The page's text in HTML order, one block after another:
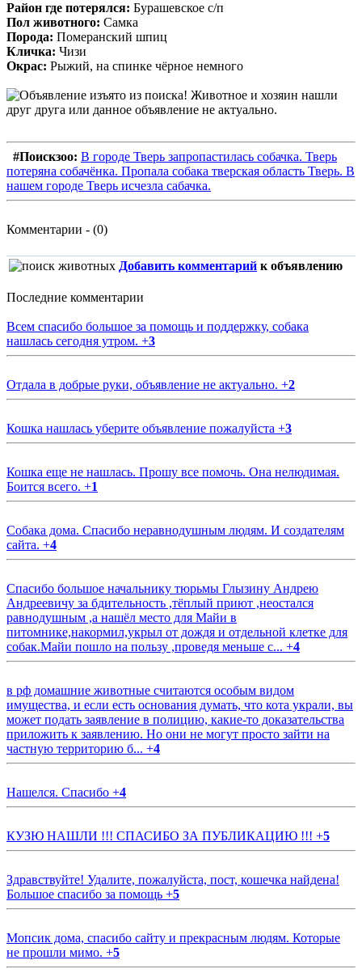
Район где потерялся: Бурашевское с/п
Пол животного: Самка
Порода: Померанский шпиц
Кличка: Чизи
Окрас: Рыжий, на спинке чёрное немного
#Поискзоо: В городе Тверь запропастилась собачка. Тверь
потеряна собачёнка. Пропала собака тверская область Тверь. В
нашем городе Тверь исчезла сабачка.
Комментарии - (0)
Добавить комментарий к объявлению
Последние комментарии
Всем спасибо большое за помощь и поддержку, собака
нашлась сегодня утром. +3
Отдала в добрые руки, объявление не актуально. +2
Кошка нашлась уберите объявление пожалуйста +3
Кошка еще не нашлась. Прошу все помочь. Она нелюдимая.
Боится всего. +1
Собака дома. Спасибо неравнодушным людям. И создателям
сайта. +4
Спасибо большое начальнику тюрьмы Глызину Андрею
Андреевичу за бдительность ,тёплый приют ,неостался
равнодушным ,а нашёл место для Майи в
питомнике,накормил,укрыл от дождя и отдельной клетке для
собак.Майи пошло на пользу ,проведя меньше с... +4
в рф домашние животные считаются особым видом
имущества, и если есть основания думать, что кота украли, вы
может подать заявление в полицию, какие-то доказательства
приложить к заявлению. Но они не могут просто зайти на
частную территорию б... +4
Нашелся. Спасибо +4
КУЗЮ НАШЛИ !!! СПАСИБО ЗА ПУБЛИКАЦИЮ !!! +5
Здравствуйте! Удалите, пожалуйста, пост, кошечка найдена!
Большое спасибо за помощь +5
Мопсик дома, спасибо сайту и прекрасным людям. Которые
не прошли мимо. +5